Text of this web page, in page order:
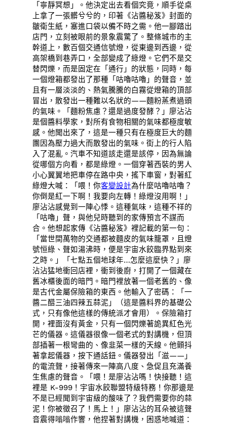
「寧靜冥想」。他決定出去看個究竟，順手從桌
上拿了一張髒兮兮的，印著《沾醬秘笈》封面的
皺衛生紙，塞進口袋以備不時之需。他一腳踏出
店門，立刻被眼前的景象震驚了。整條城市的主
幹道上，數百個交通信號燈，從東邊到西邊，從
高架橋到巷弄口，全部變成了綠燈。它們不是交
替閃爍，而是固定在「通行」的狀態，同時，每
一個燈箱都發出了那種「咕嚕咕嚕」的聲音，並
且有一層淡淡的、熱氣騰騰的白霧從燈箱的頂部
冒出，散發出一種難以名狀的——麵粉蒸煮過頭
的氣味。「麵粉焦慮？還是過度發酵？」廖沾沾
是個醬料學家，對所有食物相關的氣味都極度敏
感。他聞出來了，這是一種只有在極度巨大的麵
團因為壓力過大而散發出的氣味。街上的行人陷
入了混亂。汽車不知道該走還是該停，因為無論
從哪個方向看，都是綠燈。一個穿著西裝的男人
小心翼翼地把車停在路中央，搖下車窗，對著紅
綠燈大喊：「喂！你客變設計為什麼咕嚕咕嚕？
你倒是紅一下啊！我要向左轉！綠燈沒用啊！」
廖沾沾感覺到一陣心悸。這種氣味，這種不祥的
「咕嚕」聲，與他兒時聽到的家傳預言不謀而
合。他想起家傳《沾醬秘笈》裡記載的第一句：
「當世間萬物的交通都被麵皮的氣味籠罩，且燈
號恒綠、聲如湯沸時，便是宇宙水餃臨界點到來
之時。」「七點五個地球年…怎麼這麼快？」廖
沾沾猛地衝回店裡，衝到後廚，打開了一個藏在
舊冰櫃後面的暗門。暗門裡放著一個老舊的、像
是古代金屬保險箱的東西。他輸入了密碼：「一
醬二醋三油四辣五蒜泥」（這是醬料界的基礎公
式，只有像他這樣的傳統派才會用）。保險箱打
開，裡面沒有黃金，只有一個閃爍著詭異紅色光
芒的儀器。這儀器很像一個老式的對講機，但頂
部插著一根彎曲的、像韭菜一樣的天線。他顫抖
著拿起儀器，按下通話鈕。儀器發出「滋——」
的電流聲，接著傳來一陣高八度、急促且充滿養
生焦慮的聲音。「喂！是廖沾沾嗎！快接聽！這
裡是 K-999！宇宙水餃聯盟特級特務！你那邊是
不是已經聞到宇宙級的酸味了？我們需要你的蒜
泥！你被徵召了！馬上！」廖沾沾的耳朵被這聲
音震得嗡嗡作響，他捏著對講機，困惑地喊道：